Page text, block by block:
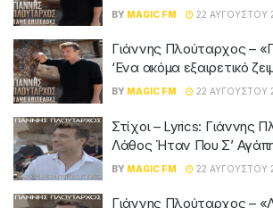
BY MAGIC FM 22 ΑΥΓΟΎΣΤΟΥ
Γιάννης Πλούταρχος –
‘Ενα ακόμα εξαιρετικό
BY MAGIC FM 22 ΑΥΓΟΎΣΤΟΥ
Στίχοι – Lyrics: Γιάννης
Λάθος Ήταν Που Σ’
BY MAGIC FM 22 ΑΥΓΟΎΣΤΟΥ
Γιάννης Πλούταρχος –